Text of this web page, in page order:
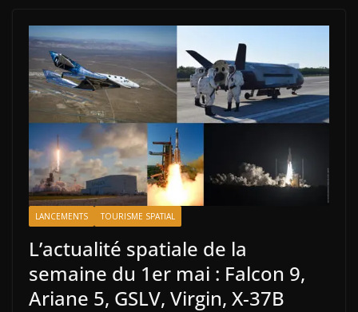
LANCEMENTS TOURISME SPATIAL
L’actualité spatiale de la
semaine du 1er mai : Falcon 9,
Ariane 5, GSLV, Virgin, X-37B